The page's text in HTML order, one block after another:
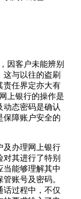
客户未能辨别
与以往的盗刷
责任界定亦大有
上银行的操作是
动态密码是确认
保障账户安全的
办理网上银行
其进行了特别
当能够理解其中
账号及密码。
话过程中，不仅